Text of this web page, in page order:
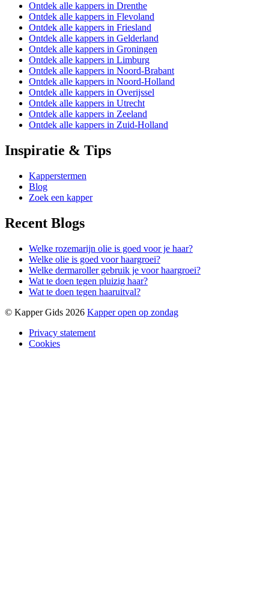
Ontdek alle kappers in Drenthe
Ontdek alle kappers in Flevoland
Ontdek alle kappers in Friesland
Ontdek alle kappers in Gelderland
Ontdek alle kappers in Groningen
Ontdek alle kappers in Limburg
Ontdek alle kappers in Noord-Brabant
Ontdek alle kappers in Noord-Holland
Ontdek alle kappers in Overijssel
Ontdek alle kappers in Utrecht
Ontdek alle kappers in Zeeland
Ontdek alle kappers in Zuid-Holland
Inspiratie & Tips
Kapperstermen
Blog
Zoek een kapper
Recent Blogs
Welke rozemarijn olie is goed voor je haar?
Welke olie is goed voor haargroei?
Welke dermaroller gebruik je voor haargroei?
Wat te doen tegen pluizig haar?
Wat te doen tegen haaruitval?
© Kapper Gids 2026 Kapper open op zondag
Privacy statement
Cookies